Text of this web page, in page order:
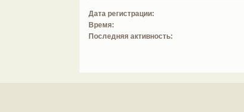
Дата регистрации:
Время:
Последняя активность: